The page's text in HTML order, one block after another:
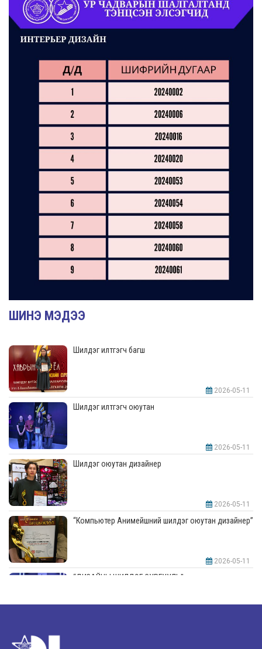
ШИНЭ МЭДЭЭ
Шилдэг илтгэгч багш
2026-05-11
Шилдэг илтгэгч оюутан
2026-05-11
Шилдэг оюутан дизайнер
2026-05-11
“Компьютер Анимейшний шилдэг оюутан дизайнер”
2026-05-11
“ДИЗАЙНЫ ШИЛДЭГ СУРГУУЛЬ”-аар шалгарлаа